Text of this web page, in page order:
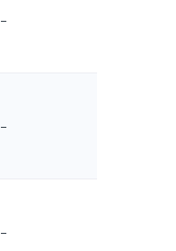
–
–
–